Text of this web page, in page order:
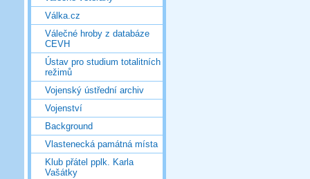
Válka.cz
Válečné hroby z databáze
CEVH
Ústav pro studium totalitních
režimů
Vojenský ústřední archiv
Vojenství
Background
Vlastenecká památná místa
Klub přátel pplk. Karla
Vašátky